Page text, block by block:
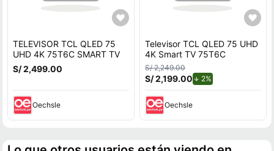
TELEVISOR TCL QLED 75
UHD 4K 75T6C SMART TV
S/ 2,499.00
Oechsle
Televisor TCL QLED 75 UHD
4K Smart TV 75T6C
S/ 2,249.00
S/ 2,199.00 2%de descuento.
Oechsle